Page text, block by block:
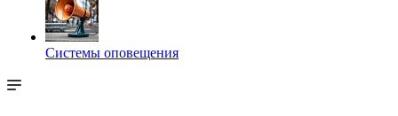
Системы оповещения